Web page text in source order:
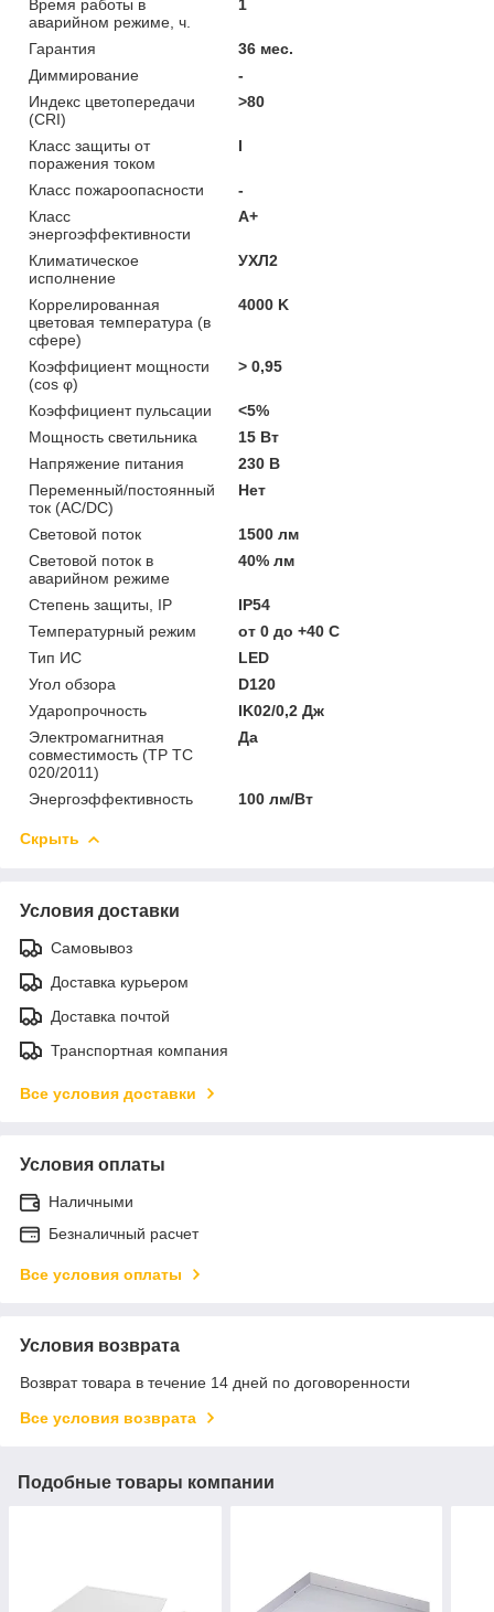
Время работы в
аварийном режиме, ч.
1
Гарантия
36 мес.
Диммирование
-
Индекс цветопередачи
(CRI)
>80
Класс защиты от
поражения током
I
Класс пожароопасности
-
Класс
энергоэффективности
A+
Климатическое
исполнение
УХЛ2
Коррелированная
цветовая температура (в
сфере)
4000 K
Коэффициент мощности
(cos φ)
> 0,95
Коэффициент пульсации
<5%
Мощность светильника
15 Вт
Напряжение питания
230 В
Переменный/постоянный
ток (AC/DC)
Нет
Световой поток
1500 лм
Световой поток в
аварийном режиме
40% лм
Степень защиты, IP
IP54
Температурный режим
от 0 до +40 C
Тип ИС
LED
Угол обзора
D120
Ударопрочность
IK02/0,2 Дж
Электромагнитная
совместимость (ТР ТС
020/2011)
Да
Энергоэффективность 100 лм/Вт
Скрыть
Условия доставки
Самовывоз
Доставка курьером
Доставка почтой
Транспортная компания
Все условия доставки
Условия оплаты
Наличными
Безналичный расчет
Все условия оплаты
Условия возврата
Возврат товара в течение 14 дней по договоренности
Все условия возврата
Подобные товары компании